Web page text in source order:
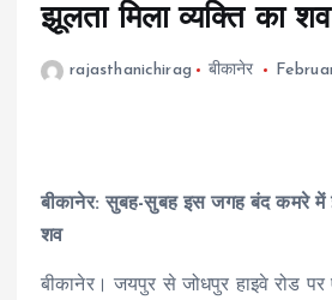
झूलता मिला व्यक्ति का शव
rajasthanichirag बीकानेर
बीकानेर: सुबह-सुबह इस जगह बंद कमरे में
शव
बीकानेर। जयपुर से जोधपुर हाइवे रोड